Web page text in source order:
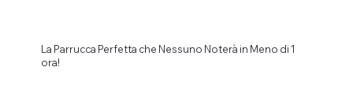
La Parrucca Perfetta che Nessuno Noterà in Meno di 1
ora!